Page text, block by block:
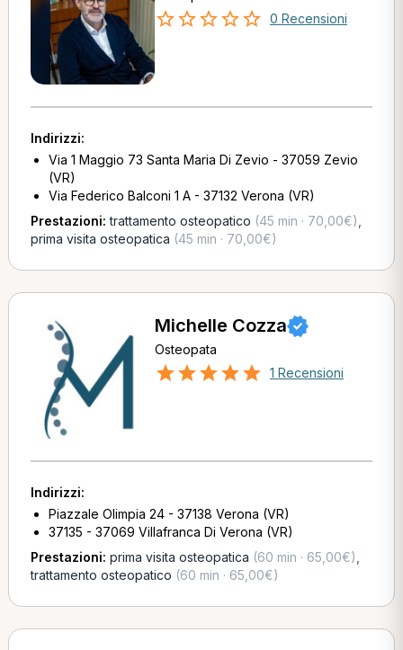
0 Recensioni
Indirizzi:
Via 1 Maggio 73 Santa Maria Di Zevio - 37059 Zevio
(VR)
Via Federico Balconi 1 A - 37132 Verona (VR)
Prestazioni:trattamento osteopatico (45 min · 70,00€)
prima visita osteopatica (45 min · 70,00€)
Michelle Cozza
Osteopata
1 Recensioni
Indirizzi:
Piazzale Olimpia 24 - 37138 Verona (VR)
37135 - 37069 Villafranca Di Verona (VR)
Prestazioni: prima visita osteopatica (60 min · 65,00€)
trattamento osteopatico (60 min · 65,00€)